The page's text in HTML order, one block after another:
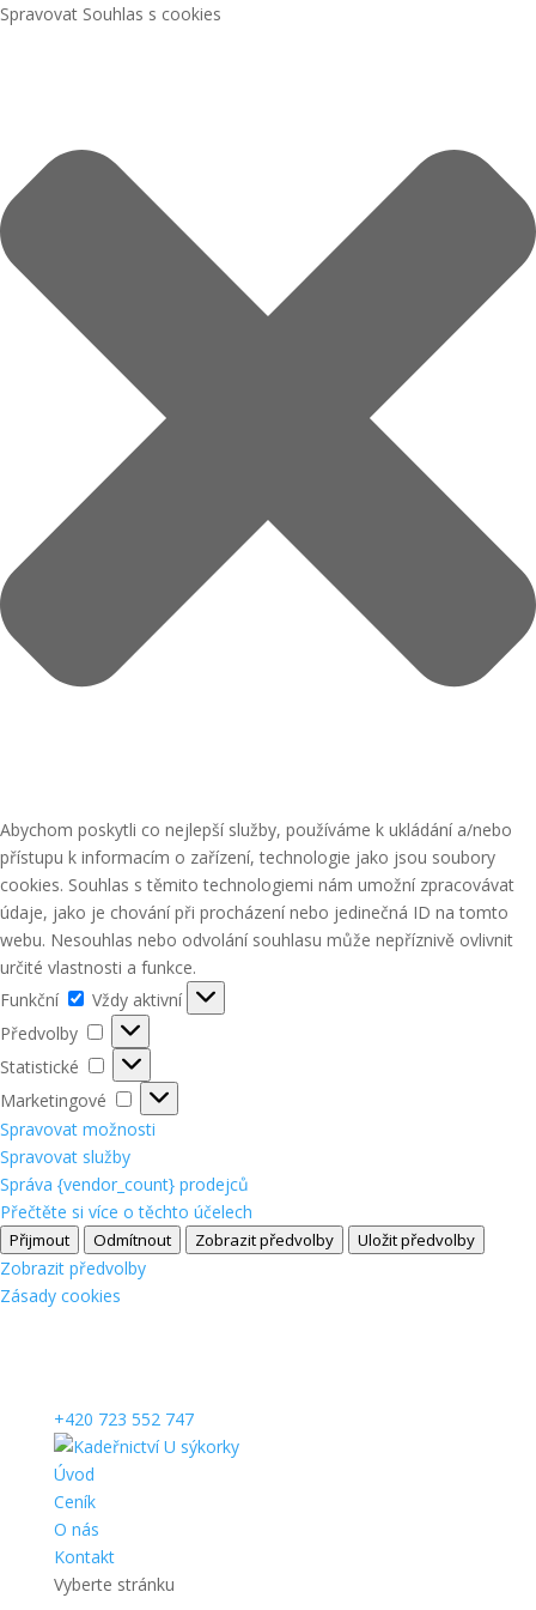
Spravovat Souhlas s cookies
Abychom poskytli co nejlepší služby, používáme k ukládání a/nebo
přístupu k informacím o zařízení, technologie jako jsou soubory
cookies. Souhlas s těmito technologiemi nám umožní zpracovávat
údaje, jako je chování při procházení nebo jedinečná ID na tomto
webu. Nesouhlas nebo odvolání souhlasu může nepříznivě ovlivnit
určité vlastnosti a funkce.
Funkční
Funkční
Vždy aktivní
Předvolby
Předvolby
Statistické
Statistické
Marketingové
Marketingové
Spravovat možnosti
Spravovat služby
Správa {vendor_count} prodejců
Přečtěte si více o těchto účelech
Přijmout Odmítnout Zobrazit předvolby Uložit předvolby
Zobrazit předvolby
Zásady cookies
+420 723 552 747
Úvod
Ceník
O nás
Kontakt
Vyberte stránku